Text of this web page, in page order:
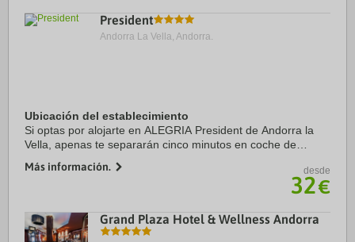
President
Andorra La Vella, Andorra.
Ubicación del establecimiento
Si optas por alojarte en ALEGRIA President de Andorra la
Vella, apenas te separarán cinco minutos en coche de
Además, este hotel para familias se ...
Más información. desde
32€
Grand Plaza Hotel & Wellness Andorra